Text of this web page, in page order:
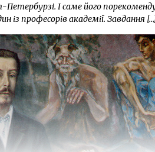
І саме його
із професорів академії. Завдання